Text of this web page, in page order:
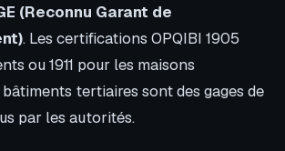
(Reconnu Garant de
. Les certifications OPQIBI 1905
ou 1911 pour les maisons
tertiaires sont des gages de
par les autorités.